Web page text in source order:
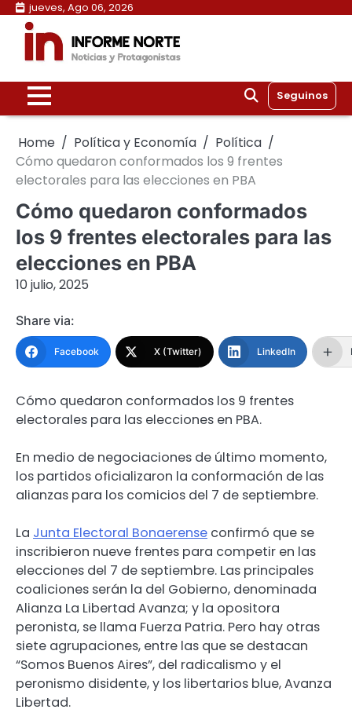
Skip
content
jueves, Ago 06, 2026
Seguinos
Home Política y Economía
Política
Cómo quedaron conformados los 9 frentes
electorales para las elecciones en PBA
Cómo quedaron conformados
los 9 frentes electorales para las
elecciones en PBA
10 julio, 2025
Share via:
Facebook X (Twitter) LinkedIn
Cómo quedaron conformados los 9 frentes
electorales para las elecciones en PBA.
En medio de negociaciones de último momento,
los partidos oficializaron la conformación de las
alianzas para los comicios del 7 de septiembre.
La Junta Electoral Bonaerense confirmó que se
inscribieron nueve frentes para competir en las
elecciones del 7 de septiembre. Las principales
coaliciones serán la del Gobierno, denominada
Alianza La Libertad Avanza; y la opositora
peronista, se llama Fuerza Patria. Pero hay otras
siete agrupaciones, entre las que se destacan
“Somos Buenos Aires”, del radicalismo y el
peronismo disidente, y los libertarios blue, Avanza
Libertad.